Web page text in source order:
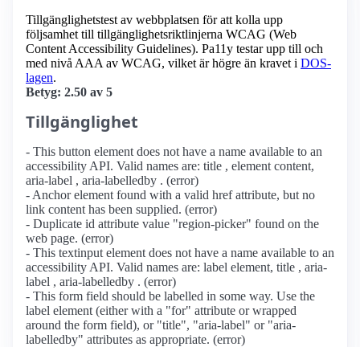
Tillgänglighetstest av webbplatsen för att kolla upp
följsamhet till tillgänglighets­riktlinjerna WCAG (Web
Content Accessibility Guidelines). Pa11y testar upp till och
med nivå AAA av WCAG, vilket är högre än kravet i DOS-
lagen.
Betyg: 2.50 av 5
Tillgänglighet
- This button element does not have a name available to an
accessibility API. Valid names are: title , element content,
aria-label , aria-labelledby . (error)
- Anchor element found with a valid href attribute, but no
link content has been supplied. (error)
- Duplicate id attribute value "region-picker" found on the
web page. (error)
- This textinput element does not have a name available to an
accessibility API. Valid names are: label element, title , aria-
label , aria-labelledby . (error)
- This form field should be labelled in some way. Use the
label element (either with a "for" attribute or wrapped
around the form field), or "title", "aria-label" or "aria-
labelledby" attributes as appropriate. (error)